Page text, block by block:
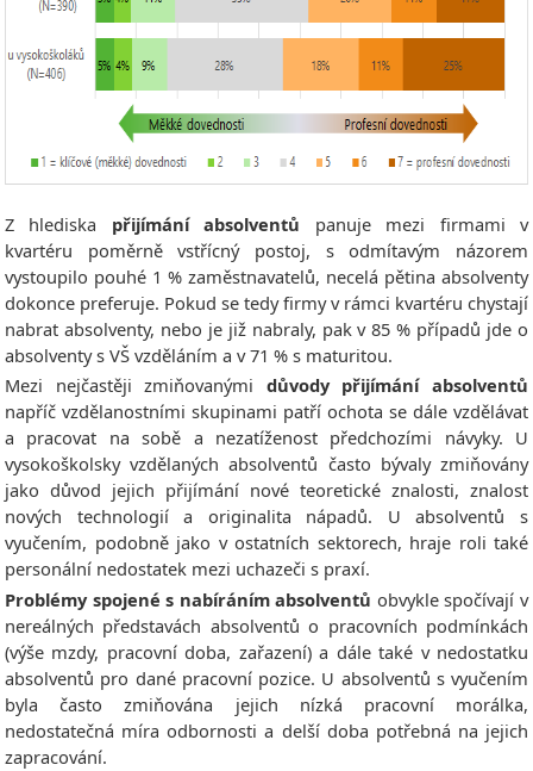
Z hlediska přijímání absolventů panuje mezi firmami v
kvartéru poměrně vstřícný postoj, s odmítavým názorem
vystoupilo pouhé 1 % zaměstnavatelů, necelá pětina absolventy
dokonce preferuje. Pokud se tedy firmy v rámci kvartéru chystají
nabrat absolventy, nebo je již nabraly, pak v 85 % případů jde o
absolventy s VŠ vzděláním a v 71 % s maturitou.
Mezi nejčastěji zmiňovanými důvody přijímání absolventů
napříč vzdělanostními skupinami patří ochota se dále vzdělávat
a pracovat na sobě a nezatíženost předchozími návyky. U
vysokoškolsky vzdělaných absolventů často bývaly zmiňovány
jako důvod jejich přijímání nové teoretické znalosti, znalost
nových technologií a originalita nápadů. U absolventů s
vyučením, podobně jako v ostatních sektorech, hraje roli také
personální nedostatek mezi uchazeči s praxí.
Problémy spojené s nabíráním absolventů obvykle spočívají v
nereálných představách absolventů o pracovních podmínkách
(výše mzdy, pracovní doba, zařazení) a dále také v nedostatku
absolventů pro dané pracovní pozice. U absolventů s vyučením
byla často zmiňována jejich nízká pracovní morálka,
nedostatečná míra odbornosti a delší doba potřebná na jejich
zapracování.